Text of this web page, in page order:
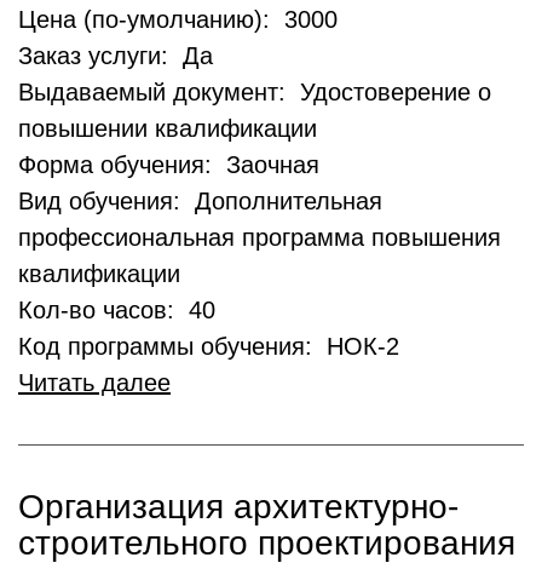
Цена (по-умолчанию): 3000
Заказ услуги: Да
Выдаваемый документ: Удостоверение о
повышении квалификации
Форма обучения: Заочная
Вид обучения: Дополнительная
профессиональная программа повышения
квалификации
Кол-во часов: 40
Код программы обучения: НОК-2
Читать далее
Организация архитектурно-
строительного проектирования